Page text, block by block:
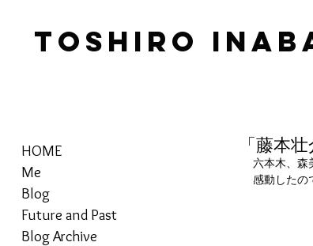
TOSHIRO
「藤本
六本木、森
感動したの
HOME
Me
Blog
Future and Past
Blog Archive